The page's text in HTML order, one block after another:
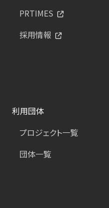
PRTIMES
採用情報
利用団体
プロジェクト一覧
団体一覧